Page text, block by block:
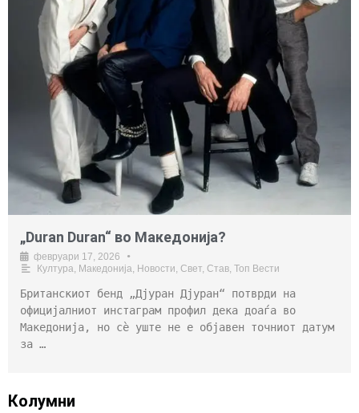
„Duran Duran“ во Македонија?
февруари 17, 2026
•
Култура Македонија Новости Свет Став Топ Вести
Британскиот бенд „Дјуран Дјуран“ потврди на
официјалниот инстаграм профил дека доаѓа во
Македонија, но сѐ уште не е објавен точниот датум
за …
Колумни